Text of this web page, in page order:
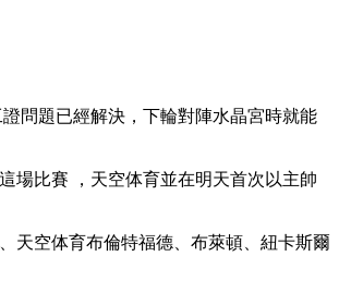
問題已經解決，下輪對陣水晶宮時就能
這場比賽 ，天空体育並在明天首次以主帥
空体育布倫特福德、布萊頓 、紐卡斯爾